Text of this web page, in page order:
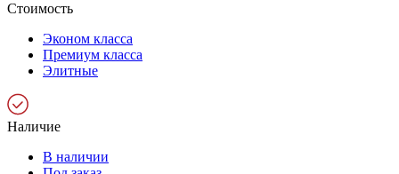
Стоимость
Эконом класса
Премиум класса
Элитные
Наличие
В наличии